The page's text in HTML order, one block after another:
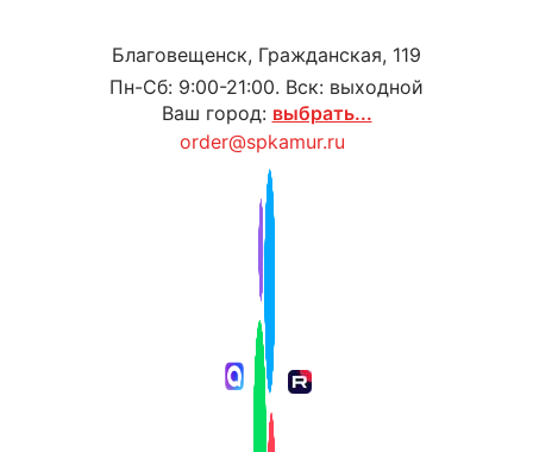
Благовещенск, Гражданская, 119
Пн-Сб: 9:00-21:00. Вск: выходной
Ваш город: выбрать...
order@spkamur.ru